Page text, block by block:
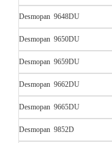
Desmopan 9648DU
Desmopan 9650DU
Desmopan 9659DU
Desmopan 9662DU
Desmopan 9665DU
Desmopan 9852D